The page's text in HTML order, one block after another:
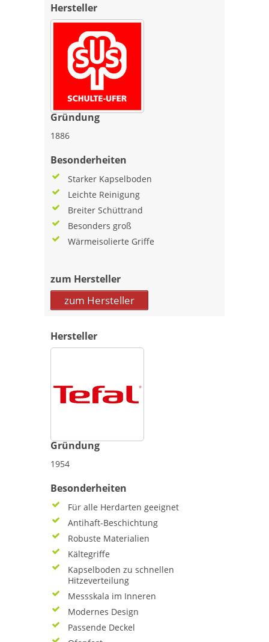
Hersteller
Gründung
1886
Besonderheiten
Starker Kapselboden
Leichte Reinigung
Breiter Schüttrand
Besonders groß
Wärmeisolierte Griffe
zum Hersteller
zum Hersteller
Hersteller
Gründung
1954
Besonderheiten
Für alle Herdarten geeignet
Antihaft-Beschichtung
Robuste Materialien
Kältegriffe
Kapselboden zu schnellen
Hitzeverteilung
Messskala im Inneren
Modernes Design
Passende Deckel